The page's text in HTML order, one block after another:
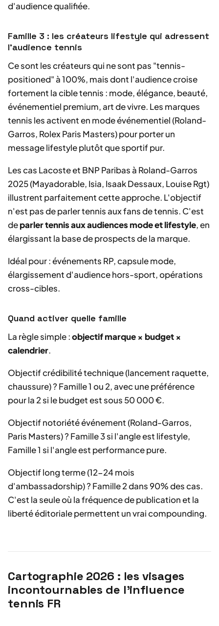
d'audience qualifiée.
Famille 3 : les créateurs lifestyle qui adressent
l'audience tennis
Ce sont les créateurs qui ne sont pas "tennis-
positioned" à 100%, mais dont l'audience croise
fortement la cible tennis : mode, élégance, beauté,
événementiel premium, art de vivre. Les marques
tennis les activent en mode événementiel (Roland-
Garros, Rolex Paris Masters) pour porter un
message lifestyle plutôt que sportif pur.
Les cas Lacoste et BNP Paribas à Roland-Garros
2025 (Mayadorable, Isia, Isaak Dessaux, Louise Rgt)
illustrent parfaitement cette approche. L'objectif
n'est pas de parler tennis aux fans de tennis. C'est
deparler tennis aux audiences mode et lifestyle, en
élargissant la base de prospects de la marque.
Idéal pour : événements RP, capsule mode,
élargissement d'audience hors-sport, opérations
cross-cibles.
Quand activer quelle famille
La règle simple :objectif marque × budget ×
calendrier.
Objectif crédibilité technique (lancement raquette,
chaussure) ? Famille 1 ou 2, avec une préférence
pour la 2 si le budget est sous 50 000 €.
Objectif notoriété événement (Roland-Garros,
Paris Masters) ? Famille 3 si l'angle est lifestyle,
Famille 1 si l'angle est performance pure.
Objectif long terme (12-24 mois
d'ambassadorship) ? Famille 2 dans 90% des cas.
C'est la seule où la fréquence de publication et la
liberté éditoriale permettent un vrai compounding.
Cartographie 2026 : les visages
incontournables de l'influence
tennis FR